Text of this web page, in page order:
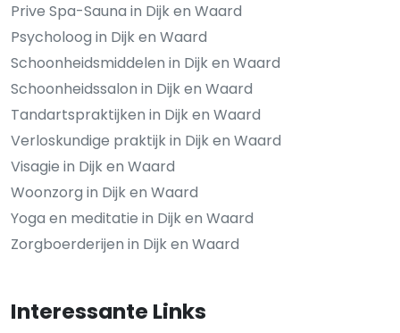
Prive Spa-Sauna in Dijk en Waard
Psycholoog in Dijk en Waard
Schoonheidsmiddelen in Dijk en Waard
Schoonheidssalon in Dijk en Waard
Tandartspraktijken in Dijk en Waard
Verloskundige praktijk in Dijk en Waard
Visagie in Dijk en Waard
Woonzorg in Dijk en Waard
Yoga en meditatie in Dijk en Waard
Zorgboerderijen in Dijk en Waard
Interessante Links